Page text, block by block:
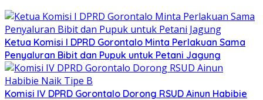
Ketua Komisi I DPRD Gorontalo Minta Perlakuan Sama
Penyaluran Bibit dan Pupuk untuk Petani Jagung
Komisi IV DPRD Gorontalo Dorong RSUD Ainun Habibie